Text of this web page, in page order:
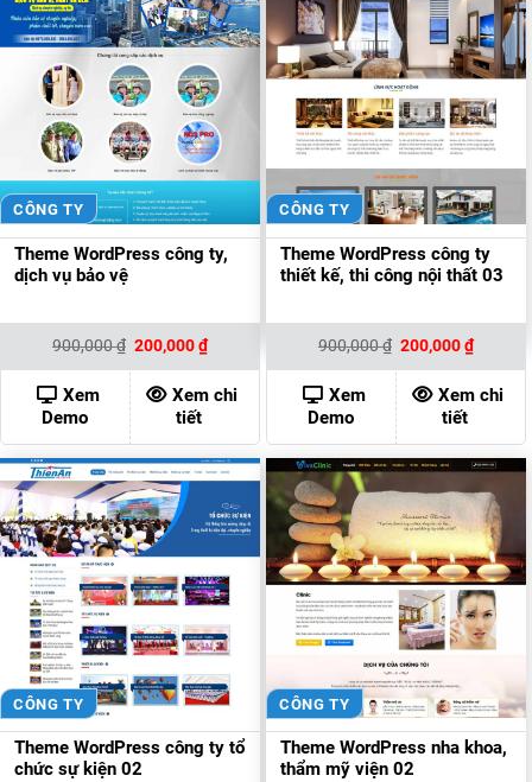
CÔNG TY
Theme WordPress công ty,
dịch vụ bảo vệ
900,000₫ Giá
là:
900,000 ₫.
200,000₫Giá
hiện
tại
là:
200,000 ₫.
Xem
Demo
Xem chi
tiết
CÔNG TY
Theme WordPress công ty
thiết kế, thi công nội thất 03
900,000₫ Giá
là:
900,000 ₫.
200,000₫Giá
hiện
tại
là:
Xem
Demo
Xem chi
tiết
CÔNG TY
Theme WordPress công ty tổ
chức sự kiện 02
CÔNG TY
Theme WordPress nha khoa,
thẩm mỹ viện 02